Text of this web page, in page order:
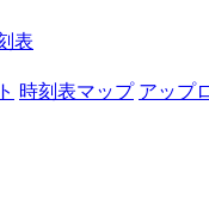
表
時刻表マップ アップ